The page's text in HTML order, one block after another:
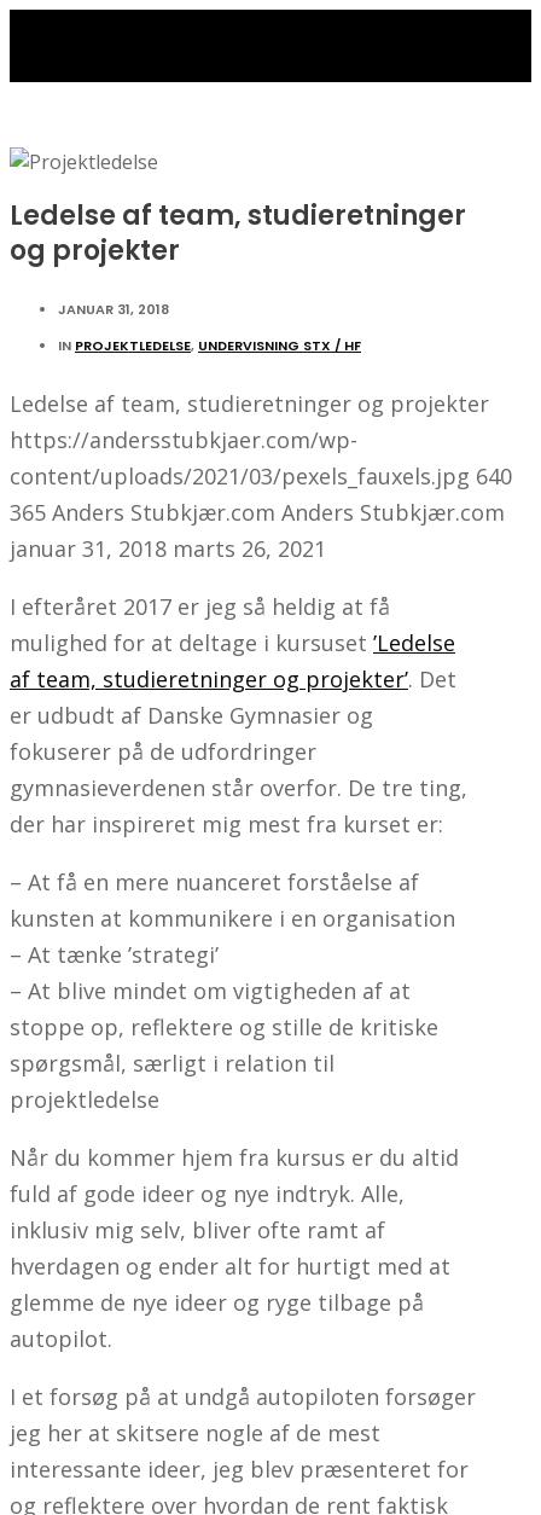
Ledelse af team, studieretninger
og projekter
JANUAR 31, 2018
IN PROJEKTLEDELSE, UNDERVISNING STX / HF
Ledelse af team, studieretninger og projekter
https://andersstubkjaer.com/wp-
content/uploads/2021/03/pexels_fauxels.jpg 640
365 Anders Stubkjær.com Anders Stubkjær.com
januar 31, 2018 marts 26, 2021
I efteråret 2017 er jeg så heldig at få
mulighed for at deltage i kursuset ’Ledelse
af team, studieretninger og projekter’. Det
er udbudt af Danske Gymnasier og
fokuserer på de udfordringer
gymnasieverdenen står overfor. De tre ting,
der har inspireret mig mest fra kurset er:
– At få en mere nuanceret forståelse af
kunsten at kommunikere i en organisation
– At tænke ’strategi’
– At blive mindet om vigtigheden af at
stoppe op, reflektere og stille de kritiske
spørgsmål, særligt i relation til
projektledelse
Når du kommer hjem fra kursus er du altid
fuld af gode ideer og nye indtryk. Alle,
inklusiv mig selv, bliver ofte ramt af
hverdagen og ender alt for hurtigt med at
glemme de nye ideer og ryge tilbage på
autopilot.
I et forsøg på at undgå autopiloten forsøger
jeg her at skitsere nogle af de mest
interessante ideer, jeg blev præsenteret for
og reflektere over hvordan de rent faktisk